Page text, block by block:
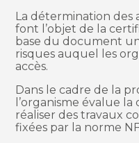
La détermination des
font l’objet de la
base du document
risques auquel les
accès.
Dans le cadre de la
l’organisme évalue
réaliser des travaux
fixées par la norme